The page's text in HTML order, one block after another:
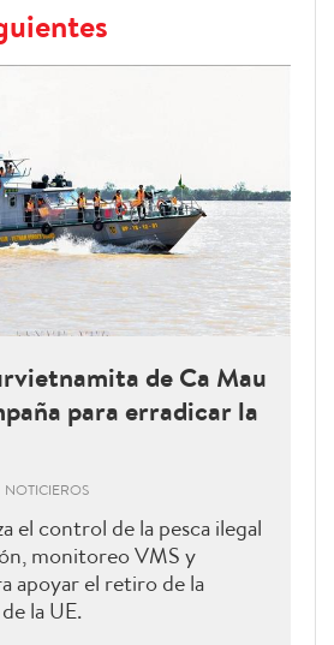
de Ca Mau
para erradicar la
NOTICIEROS
el control de la pesca ilegal
monitoreo VMS y
apoyar el retiro de la
la UE.